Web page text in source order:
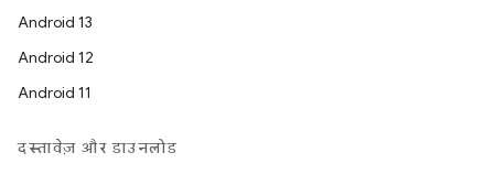
Android 13
Android 12
Android 11
दस्तावेज़ और डाउनलोड